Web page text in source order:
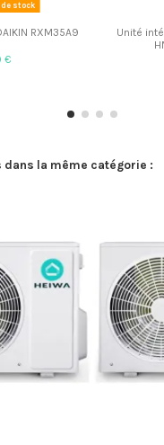
de stock
RXM35A9
€
Unité
la même catégorie :